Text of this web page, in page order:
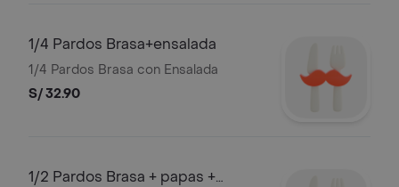
1/4 Pardos Brasa+ensalada
1/4 Pardos Brasa con Ensalada
S/ 32.90
1/2 Pardos Brasa + papas +